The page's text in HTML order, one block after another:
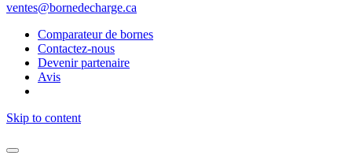
ventes@bornedecharge.ca
Comparateur de bornes
Contactez-nous
Devenir partenaire
Avis
Skip to content